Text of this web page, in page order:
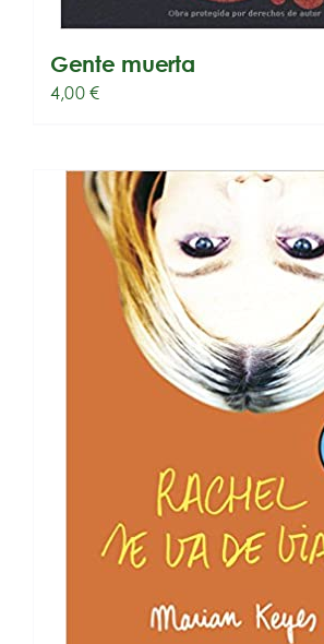
Gente muerta
4,00€